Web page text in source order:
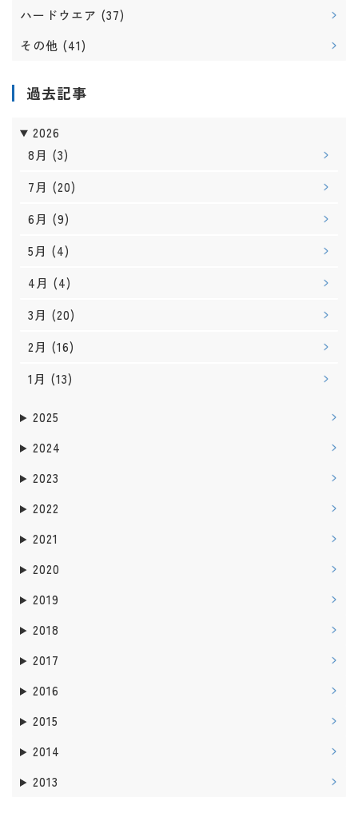
ハードウエア (37)
その他 (41)
過去記事
2026
8月 (3)
7月 (20)
6月 (9)
5月 (4)
4月 (4)
3月 (20)
2月 (16)
1月 (13)
2025
2024
2023
2022
2021
2020
2019
2018
2017
2016
2015
2014
2013